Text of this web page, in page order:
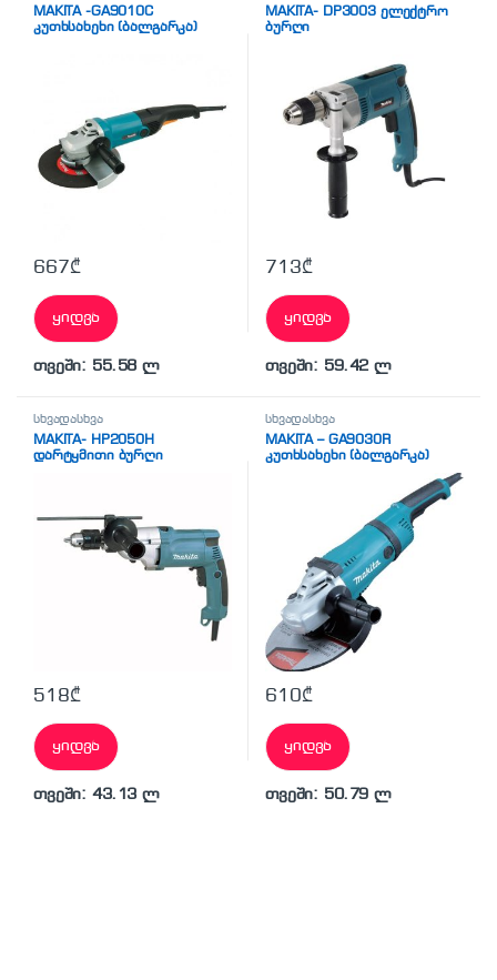
MAKITA -GA9010C
კუთხსახეხი (ბალგარკა)
667₾
ყიდვა
თვეში: 55.58 ლ
MAKITA- DP3003 ელექტრო
ბურღი
713₾
ყიდვა
თვეში: 59.42 ლ
სხვადასხვა
MAKITA- HP2050H
დარტყმითი ბურღი
518₾
ყიდვა
თვეში: 43.13 ლ
სხვადასხვა
MAKITA – GA9030R
კუთხსახეხი (ბალგარკა)
610₾
ყიდვა
თვეში: 50.79 ლ